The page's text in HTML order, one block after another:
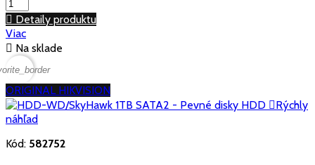
 Detaily produktu
Viac
 Na sklade
ORIGINAL HIKVISION
Rýchly
náhľad
Kód: 582752